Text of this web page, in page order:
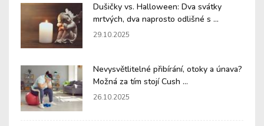
Dušičky vs. Halloween: Dva svátky
mrtvých, dva naprosto odlišné s ...
29.10.2025
Nevysvětlitelné přibírání, otoky a únava?
Možná za tím stojí Cush ...
26.10.2025